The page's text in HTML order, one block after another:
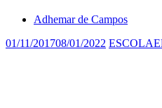
Adhemar de Campos
01/11/201708/01/2022